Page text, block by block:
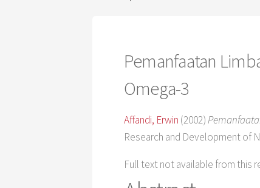
Pemanfaatan
Omega-3
Affandi, Erwin (2002)
Research and Development of
Full text not available from this